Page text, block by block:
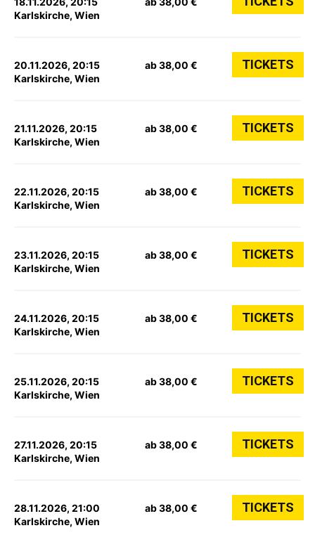
Karlskirche, Wien
20.11.2026, 20:15
Karlskirche, Wien
ab 38,00 € TICKETS
21.11.2026, 20:15
Karlskirche, Wien
ab 38,00 € TICKETS
22.11.2026, 20:15
Karlskirche, Wien
ab 38,00 € TICKETS
23.11.2026, 20:15
Karlskirche, Wien
ab 38,00 € TICKETS
24.11.2026, 20:15
Karlskirche, Wien
ab 38,00 € TICKETS
25.11.2026, 20:15
Karlskirche, Wien
ab 38,00 € TICKETS
27.11.2026, 20:15
Karlskirche, Wien
ab 38,00 € TICKETS
28.11.2026, 21:00
Karlskirche, Wien
ab 38,00 € TICKETS